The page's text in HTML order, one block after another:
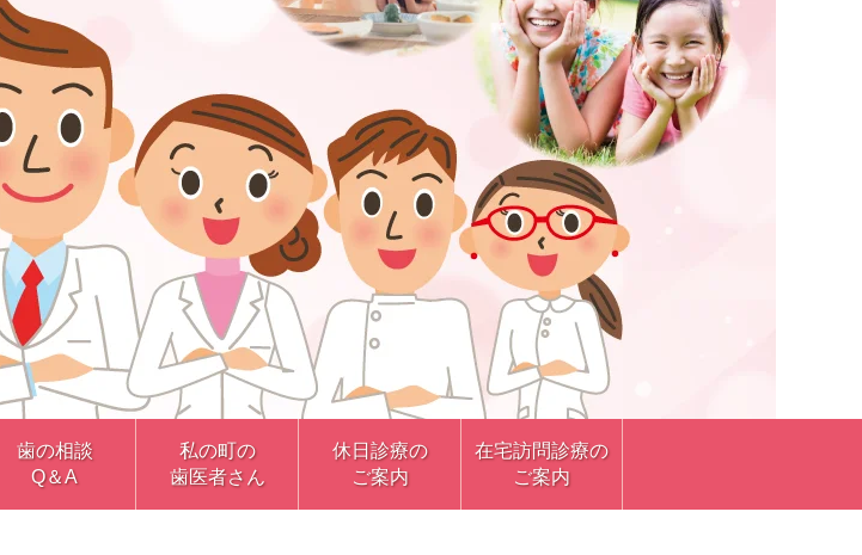
歯の相談
Q＆A
私の町の
歯医者さん
休日診療の
ご案内
在宅訪問診療の
ご案内